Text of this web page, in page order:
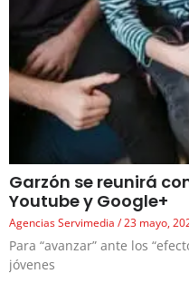
Garzón se reunirá
Youtube y Google+
Agencias Servimedia 23 mayo,
Para “avanzar” ante los
jóvenes